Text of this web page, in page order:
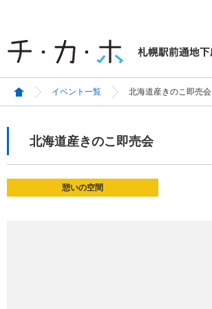
イベント一覧 北海道産きのこ即売会
北海道産きのこ即売会
憩いの空間